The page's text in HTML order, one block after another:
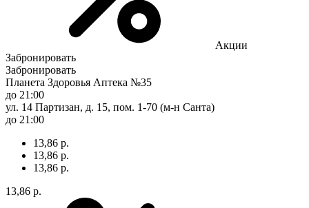
Акции
Забронировать
Забронировать
Планета Здоровья Аптека №35
до 21:00
ул. 14 Партизан, д. 15, пом. 1-70 (м-н Санта)
до 21:00
13,86 р.
13,86 р.
13,86 р.
13,86 р.